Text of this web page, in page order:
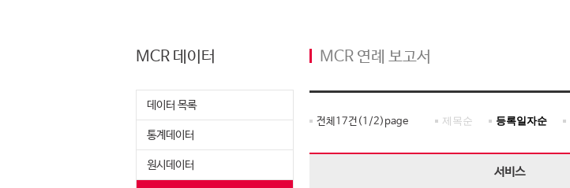
MCR 데이터
데이터 목록
통계데이터
원시데이터
MCR 연례 보고서
전체 17건(1 /2)page 제목순 등록일자순
서비스